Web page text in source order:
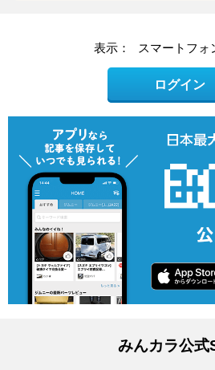
表示： スマートフォ
ログイン
みんカラ公式